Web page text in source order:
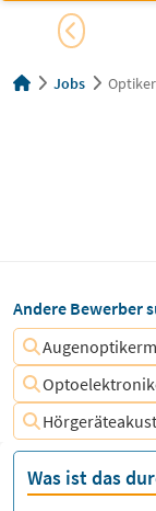
Jobs Optiker
Andere Bewerber
Was ist das